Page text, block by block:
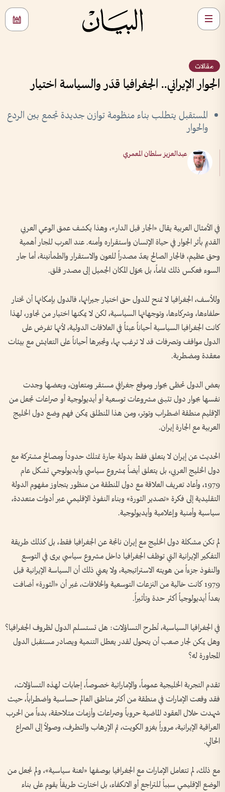
مقالات
الجوار الإيراني.. الجغرافيا قدَر والسياسة اختيار
المستقبل يتطلب بناء منظومة توازن جديدة تجمع بين الردع
والحوار
عبدالعزيز سلطان المعمري
في الأمثال العربية يقال «الجار قبل الدار»، وهذا يكشف عمق الوعي العربي
القديم بأثر الجوار في حياة الإنسان واستقراره وأمنه. عند العرب للجار أهمية
وحق عظيم، فالجار الصالح يعدّ مصدراً للعون والاستقرار والطمأنينة، أما جار
السوء فعكس ذلك تماماً، بل يحوّل المكان الجميل إلى مصدر قلق.
وللأسف، الجغرافيا لا تمنح للدول حق اختيار جيرانها، فالدول بإمكانها أن تختار
حلفاءها، وشركاءها، وتوجهاتها السياسية، لكن لا يمكنها اختيار من تجاور، لهذا
كانت الجغرافيا السياسية أحياناً عبئاً في العلاقات الدولية، لأنها تفرض على
الدول مواقف وتصرفات قد لا ترغب بها، وتجبرها أحياناً على التعايش مع بيئات
معقدة ومضطربة.
بعض الدول تحظى بجوار وموقع جغرافي مستقر ومتعاون، وبعضها وجدت
نفسها بجوار دول تتبنى مشروعات توسعية أو أيديولوجية أو صراعات تجعل من
الإقليم منطقة اضطراب وتوتر، ومن هذا المنطلق يمكن فهم وضع دول الخليج
العربية مع الجارة إيران.
الحديث عن إيران لا يتعلق فقط بدولة جارة تمتلك حدوداً ومصالح مشتركة مع
دول الخليج العربي، بل يتعلق أيضاً بمشروع سياسي وأيديولوجي تشكل عام
1979، وأعاد تعريف العلاقة مع دول المنطقة من منظور يتجاوز مفهوم الدولة
التقليدية إلى فكرة «تصدير الثورة» وبناء النفوذ الإقليمي عبر أدوات متعددة،
سياسية وأمنية وإعلامية وأيديولوجية.
لم تكن مشكلة دول الخليج مع إيران ناتجة عن الجغرافيا فقط، بل كذلك طريقة
التفكير الإيرانية التي توظف الجغرافيا داخل مشروع سياسي يرى في التوسع
والنفوذ جزءاً من هويته الاستراتيجية، ولا يعني ذلك أن السياسة الإيرانية قبل
1979 كانت خالية من النزعات التوسعية والخلافات، غير أن «الثورة» أضافت
بعداً أيديولوجياً أكثر حدة وتأثيراً.
في الجغرافيا السياسية، تُطرح التساؤلات: هل تستسلم الدول لظروف الجغرافيا؟
وهل يمكن لجار صعب أن يتحول لقدر يعطل التنمية ويصادر مستقبل الدول
المجاورة له؟
تقدم التجربة الخليجية عموماً، والإماراتية خصوصاً، إجابات لهذه التساؤلات،
فقد وقعت الإمارات في منطقة من أكثر مناطق العالم حساسية واضطراباً، حيث
شهدت خلال العقود الماضية حروباً وصراعات وأزمات متلاحقة، بدءاً من الحرب
العراقية الإيرانية، مروراً بغزو الكويت، ثم الإرهاب والتطرف، وصولاً إلى الصراع
الحالي.
مع ذلك، لم تتعامل الإمارات مع الجغرافيا بوصفها «لعنة سياسية»، ولم تجعل من
الوضع الإقليمي سبباً للتراجع أو الانكفاء، بل اختارت طريقاً يقوم على بناء